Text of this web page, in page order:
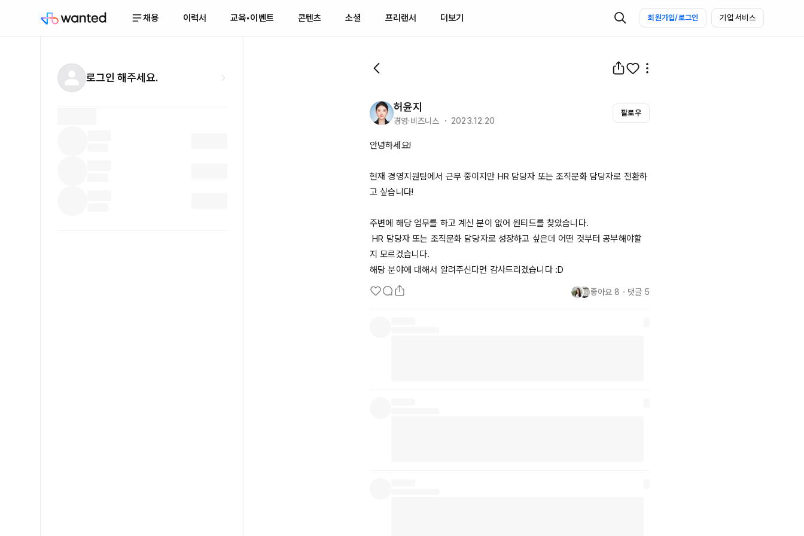
채용 이력서 교육•이벤트 콘텐츠 소셜 프리랜서 더보기 회원가입/로그인 기업 서비스
로그인 해주세요.
허윤지
경영·비즈니스 ・ 2023.12.20
팔로우
안녕하세요!
현재 경영지원팀에서 근무 중이지만 HR 담당자 또는 조직문화 담당자로 전환하
고 싶습니다!
주변에 해당 업무를 하고 계신 분이 없어 원티드를 찾았습니다.
HR 담당자 또는 조직문화 담당자로 성장하고 싶은데 어떤 것부터 공부해야할
지 모르겠습니다.
해당 분야에 대해서 알려주신다면 감사드리겠습니다 :D
좋아요 8 ・ 댓글 5